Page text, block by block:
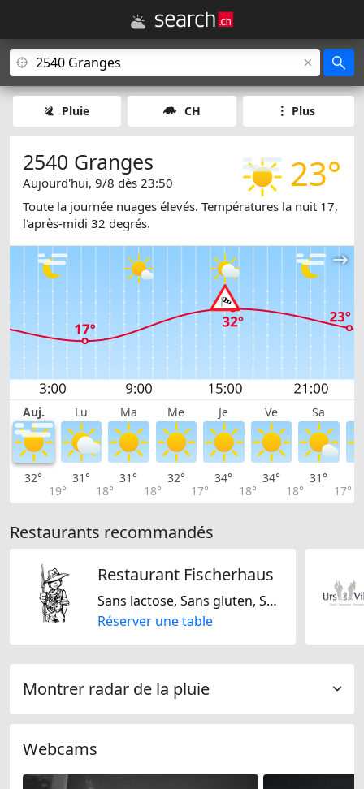
Pluie CH Plus
23°
2540 Granges
Aujourd'hui, 9/8 dès 23:50
Toute la journée nuages élevés. Températures la nuit 17,
l'après-midi 32 degrés.
Auj. Lu Ma Me Je Ve Sa
32°
19°
31°
18°
31°
18°
32°
17°
34°
18°
34°
18°
31°
17°
Restaurants recommandés
Restaurant Fischerhaus
Sans lactose, Sans gluten, Suisse, Régionale
Réserver une table
Montrer radar de la pluie
Webcams